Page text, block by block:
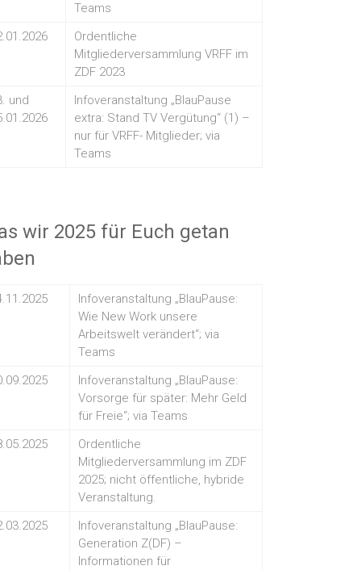
Teams
Ordentliche
Mitgliederversammlung VRFF im
ZDF 2023
und
Infoveranstaltung „BlauPause
extra: Stand TV Vergütung“ (1) –
nur für VRFF- Mitglieder; via
Teams
wir 2025 für Euch getan
Infoveranstaltung „BlauPause:
Wie New Work unsere
Arbeitswelt verändert“; via
Teams
Infoveranstaltung „BlauPause:
Vorsorge für später: Mehr Geld
für Freie“; via Teams
Ordentliche
Mitgliederversammlung im ZDF
2025; nicht öffentliche, hybride
Veranstaltung.
Infoveranstaltung „BlauPause:
Generation Z(DF) –
Informationen für